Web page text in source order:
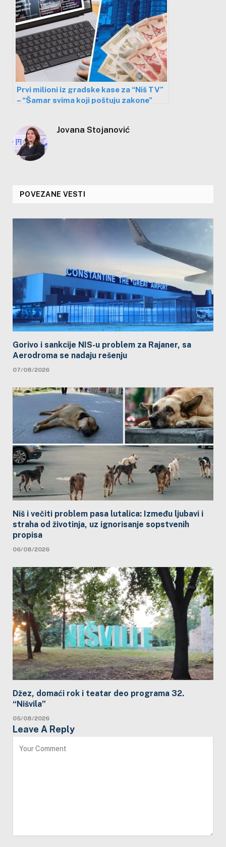
Prvi milioni iz gradske kase za “Niš TV”
– “Šamar svima koji poštuju zakone”
Jovana Stojanović
POVEZANE VESTI
Gorivo i sankcije NIS-u problem za Rajaner, sa
Aerodroma se nadaju rešenju
07/08/2026
Niš i večiti problem pasa lutalica: Između ljubavi i
straha od životinja, uz ignorisanje sopstvenih
propisa
06/08/2026
Džez, domaći rok i teatar deo programa 32.
“Nišvila”
05/08/2026
Leave A Reply